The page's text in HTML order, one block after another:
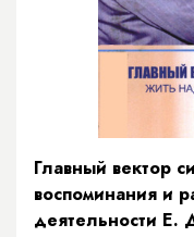
Главный вектор
воспоминания и
деятельности Е.